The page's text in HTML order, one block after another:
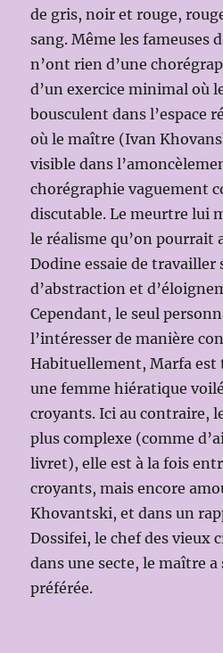
de gris, noir et rouge,
sang. Même les fameuses
n’ont rien d’une
d’un exercice minimal où
bousculent dans l’espace
où le maître (Ivan
visible dans
chorégraphie vaguement
discutable. Le meurtre lui
le réalisme qu’on pourrait
Dodine essaie de travailler
d’abstraction et
Cependant, le seul
l’intéresser de manière
Habituellement, Marfa est
une femme hiératique
croyants. Ici au contraire,
plus complexe (comme
livret), elle est à la fois
croyants, mais encore
Khovantski, et dans un
Dossifei, le chef des vieux
dans une secte, le maître a
préférée.